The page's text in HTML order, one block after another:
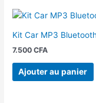
Kit Car MP3 Bluetooth
7.500CFA
Ajouter au panier